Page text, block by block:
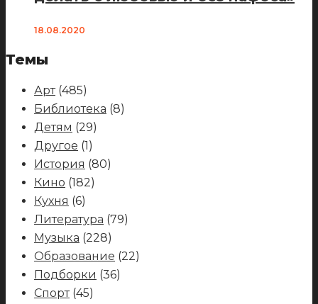
18.08.2020
Темы
Арт(485)
Библиотека (8)
Детям (29)
Другое (1)
История (80)
Кино (182)
Кухня (6)
Литература (79)
Музыка (228)
Образование (22)
Подборки (36)
Спорт(45)